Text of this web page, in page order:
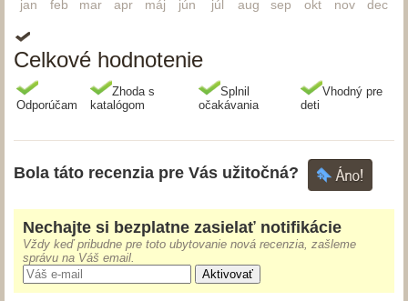
jan feb mar apr máj jún júl aug sep okt nov dec
Celkové hodnotenie
Odporúčam
Zhoda s
katalógom
Splnil
očakávania
Vhodný pre
deti
Bola táto recenzia pre Vás užitočná?
Nechajte si bezplatne zasielať notifikácie
Vždy keď pribudne pre toto ubytovanie nová recenzia, zašleme
správu na Váš email.
Aktivovať